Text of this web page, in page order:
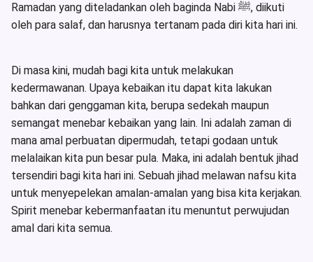
Ramadan yang diteladankan oleh baginda Nabi ﷺ, diikuti
oleh para salaf, dan harusnya tertanam pada diri kita hari ini.
Di masa kini, mudah bagi kita untuk melakukan
kedermawanan. Upaya kebaikan itu dapat kita lakukan
bahkan dari genggaman kita, berupa sedekah maupun
semangat menebar kebaikan yang lain. Ini adalah zaman di
mana amal perbuatan dipermudah, tetapi godaan untuk
melalaikan kita pun besar pula. Maka, ini adalah bentuk jihad
tersendiri bagi kita hari ini. Sebuah jihad melawan nafsu kita
untuk menyepelekan amalan-amalan yang bisa kita kerjakan.
Spirit menebar kebermanfaatan itu menuntut perwujudan
amal dari kita semua.